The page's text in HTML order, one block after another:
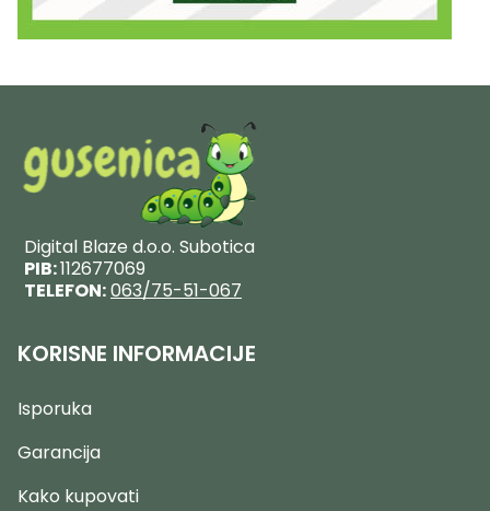
Digital Blaze d.o.o. Subotica
PIB:112677069
TELEFON:063/75-51-067
KORISNE INFORMACIJE
Isporuka
Garancija
Kako kupovati